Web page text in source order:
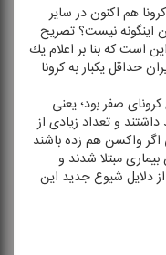
هم اكنون در سایر
اینگونه نیست؟ تصریح
است كه بنا بر اعلام یك
جمعیت ایران حداقل یكبار به كرونا
صفر بود؛ یعنی
داشتند و تعداد زیادی از
اگر واكسن هم زده باشند
بیماری مبتلا شدند و
دلایل شیوع جدید این